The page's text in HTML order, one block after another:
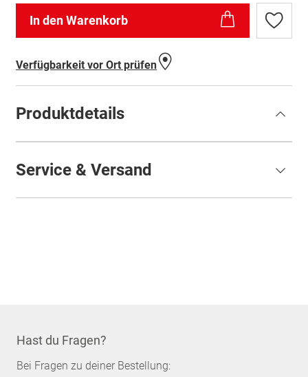
In den Warenkorb
Zur
Verfügbarkeit vor Ort prüfen
Produktdetails
Service & Versand
Hast du Fragen?
Bei Fragen zu deiner Bestellung: